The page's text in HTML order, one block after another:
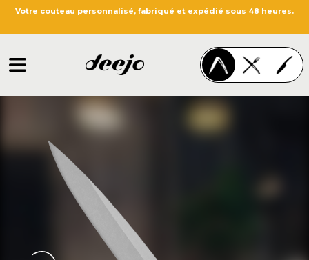
Votre couteau personnalisé, fabriqué et expédié sous 48 heures.